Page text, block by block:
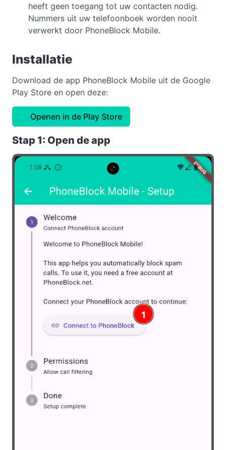
heeft geen toegang tot uw contacten nodig.
Nummers uit uw telefoonboek worden nooit
verwerkt door PhoneBlock Mobile.
Installatie
Download de app PhoneBlock Mobile uit de Google
Play Store en open deze:
Openen in de Play Store
Stap 1: Open de app